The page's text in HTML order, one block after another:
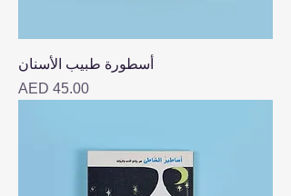
أسطورة طبيب الأسنان
Price
AED 45.00